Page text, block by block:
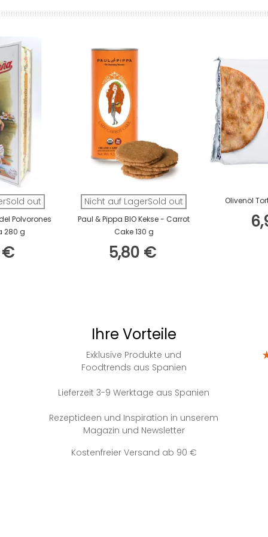
out
Polvorones
280 g
€
Nicht auf LagerSold out
Paul & Pippa BIO Kekse - Carrot
Cake 130 g
5,80 €
In
Olivenöl
Ihre Vorteile
Exklusive Produkte und
Foodtrends aus Spanien
Lieferzeit 3-9 Werktage aus Spanien
Rezeptideen und Inspiration in unserem
Magazin und Newsletter
Kostenfreier Versand ab 90 €